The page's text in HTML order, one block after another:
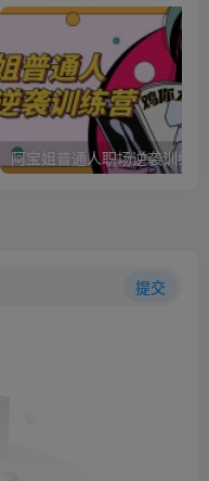
阿宝姐普通人职场逆袭训练营
提交